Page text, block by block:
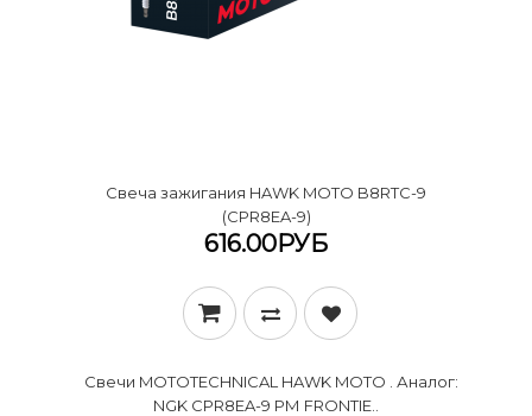
Cвеча зажигания HAWK MOTO B8RTC-9
(CPR8EA-9)
616.00РУБ
Свечи MOTOTECHNICAL HAWK MOTO . Аналог:
NGK CPR8EA-9 РМ FRONTIE..